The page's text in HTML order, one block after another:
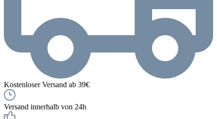
Kostenloser Versand ab 39€
Versand innerhalb von 24h